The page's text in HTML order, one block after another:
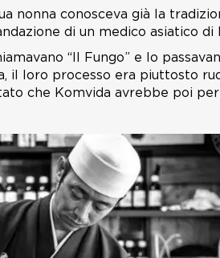
nonna conosceva già la
di un medico asiatico di
“Il Fungo” e lo
il loro processo era piuttosto
che Komvida avrebbe poi